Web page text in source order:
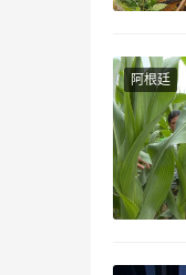
阿根廷